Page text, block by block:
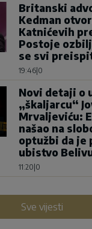
Britanski
Kedman
Katnićevih
Postoje
se svi
19:46 0
Novi detaji o
„škaljarcu“
Mrvaljeviću:
našao na
optužbi da je
ubistvo
11:20 0
Sve vijesti